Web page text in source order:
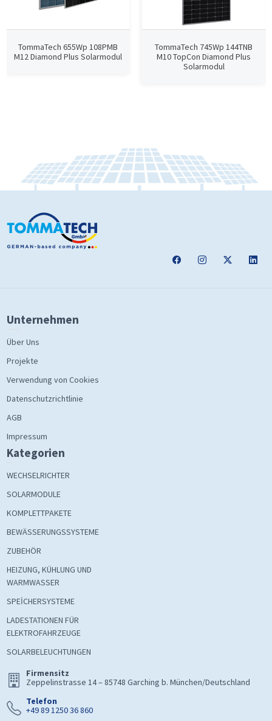
TommaTech 655Wp 108PMB
M12 Diamond Plus Solarmodul
TommaTech 745Wp 144TNB
M10 TopCon Diamond Plus
Solarmodul
Unternehmen
Über Uns
Projekte
Verwendung von Cookies
Datenschutzrichtlinie
AGB
Impressum
Kategorien
WECHSELRICHTER
SOLARMODULE
KOMPLETTPAKETE
BEWÄSSERUNGSSYSTEME
ZUBEHÖR
HEIZUNG, KÜHLUNG UND
WARMWASSER
SPEİCHERSYSTEME
LADESTATIONEN FÜR
ELEKTROFAHRZEUGE
SOLARBELEUCHTUNGEN
Firmensitz
Zeppelinstrasse 14 – 85748 Garching b. München/Deutschland
Telefon
+49 89 1250 36 860